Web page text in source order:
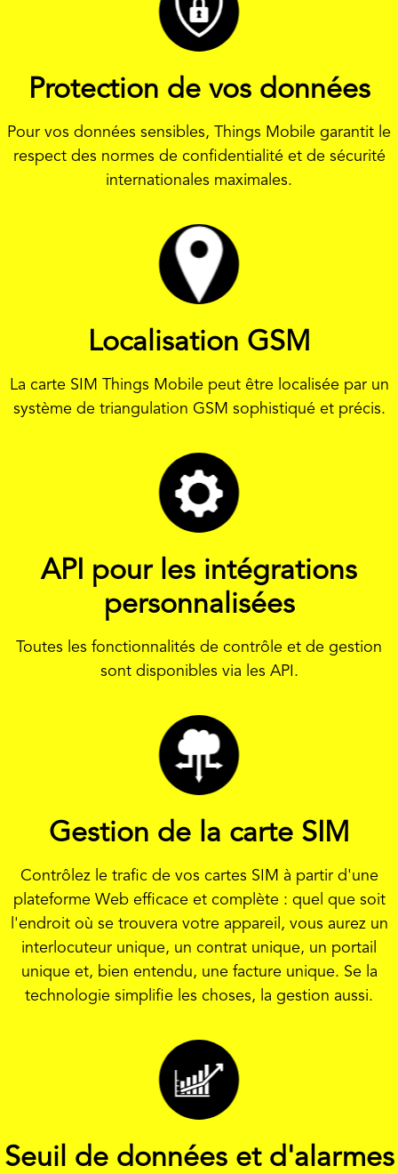
Protection de vos données
Pour vos données sensibles, Things Mobile garantit le
respect des normes de confidentialité et de sécurité
internationales maximales.
Localisation GSM
La carte SIM Things Mobile peut être localisée par un
système de triangulation GSM sophistiqué et précis.
API pour les intégrations
personnalisées
Toutes les fonctionnalités de contrôle et de gestion
sont disponibles via les API.
Gestion de la carte SIM
Contrôlez le trafic de vos cartes SIM à partir d'une
plateforme Web efficace et complète : quel que soit
l'endroit où se trouvera votre appareil, vous aurez un
interlocuteur unique, un contrat unique, un portail
unique et, bien entendu, une facture unique. Se la
technologie simplifie les choses, la gestion aussi.
Seuil de données et d'alarmes